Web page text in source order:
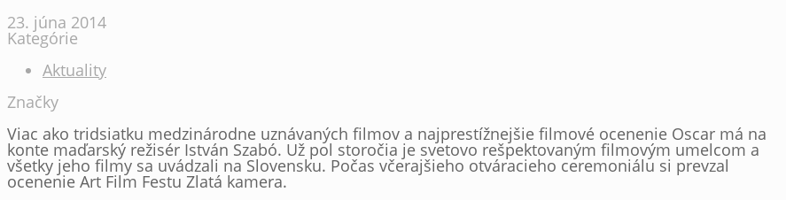
23. júna 2014
Kategórie
Aktuality
Značky
Viac ako tridsiatku medzinárodne uznávaných filmov a najprestížnejšie filmové ocenenie Oscar má na
konte maďarský režisér István Szabó. Už pol storočia je svetovo rešpektovaným filmovým umelcom a
všetky jeho filmy sa uvádzali na Slovensku. Počas včerajšieho otváracieho ceremoniálu si prevzal
ocenenie Art Film Festu Zlatá kamera.